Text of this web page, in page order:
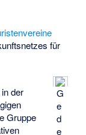
für
G
e
d
e
der
Gruppe